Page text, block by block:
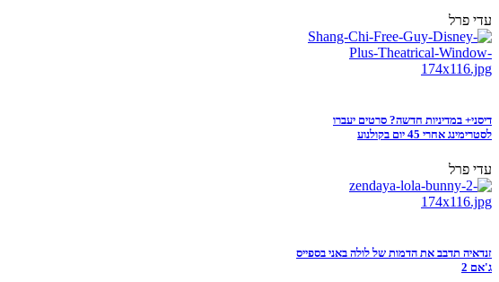
עדי פרל
דיסני+ במדיניות חדשה? סרטים יעברו
לסטרימינג אחרי 45 יום בקולנוע
עדי פרל
זנדאיה תדבב את הדמות של לולה באני בספייס
ג'אם 2